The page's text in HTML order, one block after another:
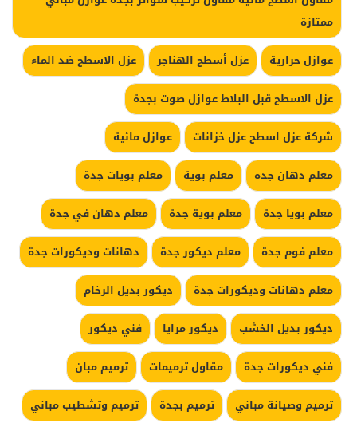
ممتازة
عوازل حرارية
عزل أسطح الهناجر
عزل الاسطح ضد الماء
عزل الاسطح قبل البلاط عوازل صوت بجدة
شركة عزل اسطح عزل خزانات
عوازل مائية
معلم دهان جده
معلم بوية
معلم بويات جدة
معلم بويا جدة
معلم بوية جدة
معلم دهان في جدة
معلم فوم جدة
معلم ديكور جدة
دهانات وديكورات جدة
معلم دهانات وديكورات جدة
ديكور بديل الرخام
ديكور بديل الخشب
ديكور مرايا
فني ديكور
فني ديكورات جدة
مقاول ترميمات
ترميم مبان
ترميم وصيانة مباني
ترميم بجدة
ترميم وتشطيب مباني